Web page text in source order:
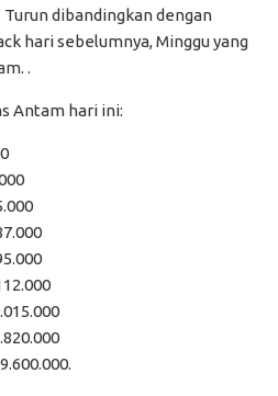
dibandingkan dengan
hari sebelumnya, Minggu yang
.
Antam hari ini: